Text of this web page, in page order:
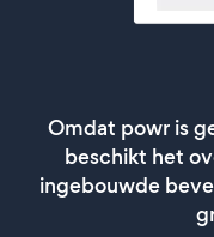
Omdat powr is
beschikt het
ingebouwde